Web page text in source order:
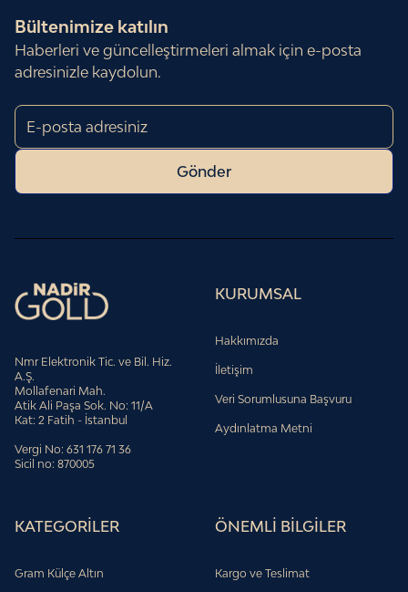
Bültenimize katılın
Haberleri ve güncelleştirmeleri almak için e-posta
adresinizle kaydolun.
Gönder
Nmr Elektronik Tic. ve Bil. Hiz.
A.Ş.
Mollafenari Mah.
Atik Ali Paşa Sok. No: 11/A
Kat: 2 Fatih - İstanbul
Vergi No: 631 176 71 36
Sicil no: 870005
KURUMSAL
Hakkımızda
İletişim
Veri Sorumlusuna Başvuru
Aydınlatma Metni
KATEGORİLER
Gram Külçe Altın
ÖNEMLİ BİLGİLER
Kargo ve Teslimat